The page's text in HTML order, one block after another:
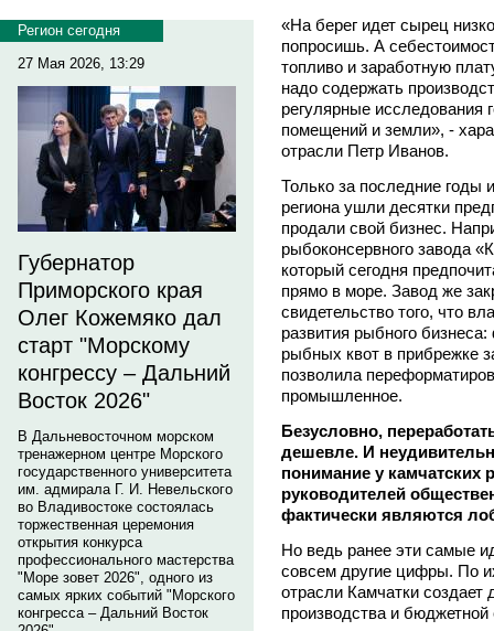
Регион сегодня
27 Мая 2026, 13:29
Губернатор
Приморского края
Олег Кожемяко дал
старт "Морскому
конгрессу – Дальний
Восток 2026"
В Дальневосточном морском
тренажерном центре Морского
государственного университета
им. адмирала Г. И. Невельского
во Владивостоке состоялась
торжественная церемония
открытия конкурса
профессионального мастерства
"Море зовет 2026", одного из
самых ярких событий "Морского
конгресса – Дальний Восток
«На берег идет сырец
попросишь. А
топливо и заработную
надо содержать
регулярные исследования
помещений и земли», -
отрасли Петр Иванов.
Только за последние годы
региона ушли десятки
продали свой бизнес.
рыбоконсервного завода
который сегодня
прямо в море. Завод же
свидетельство того, что
развития рыбного
рыбных квот в прибрежке
позволила
промышленное.
Безусловно,
дешевле. И
понимание у
руководителей
фактически являются
Но ведь ранее эти самые
совсем другие цифры. По
отрасли Камчатки
производства и